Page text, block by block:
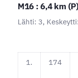
M16 : 6,4 km (P)
Lähti: 3,
1. 174